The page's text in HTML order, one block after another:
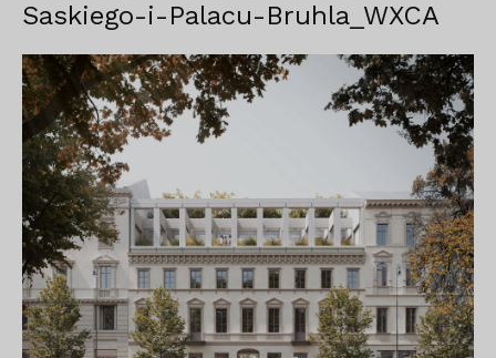
Saskiego-i-Palacu-Bruhla_WXCA